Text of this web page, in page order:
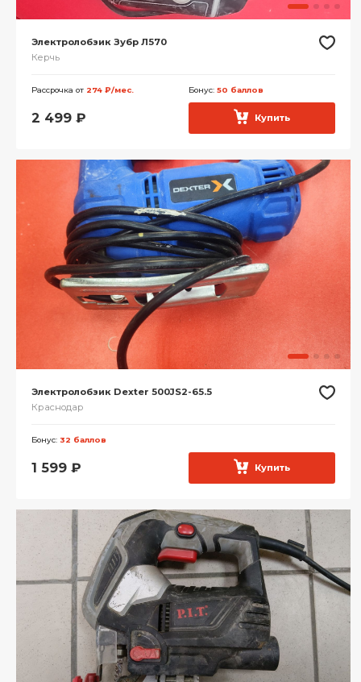
Электролобзик Зубр Л570
Керчь
Рассрочка от 274 ₽/мес. Бонус: 50 баллов
2 499 ₽ Купить
Электролобзик Dexter 500JS2-65.5
Краснодар
Бонус: 32 баллов
1 599 ₽ Купить